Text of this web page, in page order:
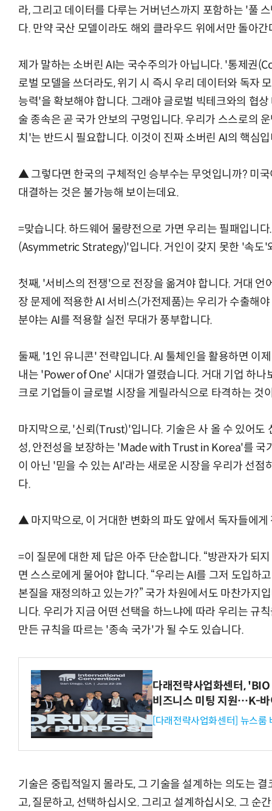
라, 그리고 데이터를 다루는 거버넌스까지 포함하는 '풀
다. 만약 국산 모델이라도 해외 클라우드 위에서만 돌아
제가 말하는 소버린 AI는 국수주의가 아닙니다. '통제권
로벌 모델을 쓰더라도, 위기 시 즉시 우리 데이터와 독자
능력'을 확보해야 합니다. 그래야 글로벌 빅테크와의 협
술 종속은 곧 국가 안보의 구멍입니다. 우리가 스스로의
치'는 반드시 필요합니다. 이것이 진짜 소버린 AI의 핵심
▲ 그렇다면 한국의 구체적인 승부수는 무엇입니까? 미
대결하는 것은 불가능해 보이는데요.
=맞습니다. 하드웨어 물량전으로 가면 우리는 필패입니
(Asymmetric Strategy)'입니다. 거인이 갖지 못한 '속도'
첫째, '서비스의 전쟁'으로 전장을 옮겨야 합니다. 거대 언
장 문제에 적용한 AI 서비스(가전제품)는 우리가 수출해
분야는 AI를 적용할 실전 무대가 풍부합니다.
둘째, '1인 유니콘' 전략입니다. AI 툴체인을 활용하면 이
내는 'Power of One' 시대가 열렸습니다. 거대 기업 하나
크로 기업들이 글로벌 시장을 게릴라식으로 타격하는 것
마지막으로, '신뢰(Trust)'입니다. 기술은 사 올 수 있어도
성, 안전성을 보장하는 'Made with Trust in Korea'를 국
이 아닌 '믿을 수 있는 AI'라는 새로운 시장을 우리가 선점
다.
▲ 마지막으로, 이 거대한 변화의 파도 앞에서 독자들에
=이 질문에 대한 제 답은 아주 단순합니다. “방관자가 되
면 스스로에게 물어야 합니다. “우리는 AI를 그저 도입하
본질을 재정의하고 있는가?” 국가 차원에서도 마찬가지
니다. 우리가 지금 어떤 선택을 하느냐에 따라 우리는 규
만든 규칙을 따르는 '종속 국가'가 될 수도 있습니다.
다래전략사업화센터,
비즈니스 미팅 지원…K-바
[다래전략사업화센터] 뉴스룸
기술은 중립적일지 몰라도, 그 기술을 설계하는 의도는
고, 질문하고, 선택하십시오. 그리고 설계하십시오. 그 순